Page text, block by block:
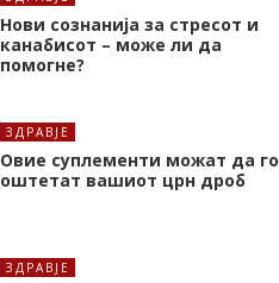
Нови сознанија за стресот и
канабисот – може ли да
помогне?
ЗДРАВЈЕ
Oвие суплементи можат да го
оштетат вашиот црн дроб
ЗДРАВЈЕ